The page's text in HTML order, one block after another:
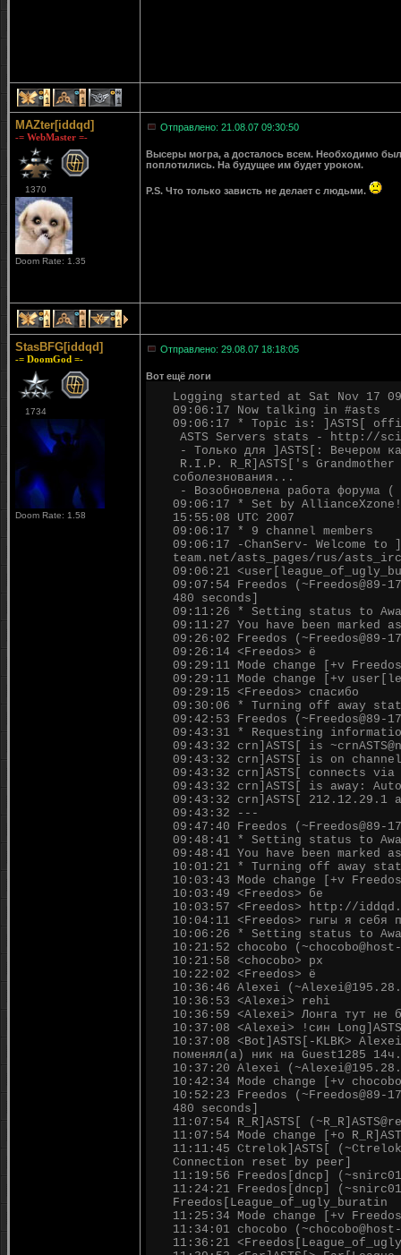
1 1 1
MAZter[iddqd]
-= WebMaster =-
1370
Doom Rate: 1.35
Отправлено: 21.08.07 09:30:50
Высеры могра, а досталось всем. Необходимо
поплотились. На будущее им будет уроком.
P.S. Что только зависть не делает с людьми.
1 1 1
StasBFG[iddqd]
-= DoomGod =-
1734
Doom Rate: 1.58
Отправлено: 29.08.07 18:18:05
Вот ещё логи
Logging started at Sat Nov 17
09:06:17 Now talking in #asts
09:06:17 * Topic is: ]ASTS[
ASTS Servers stats - http://
- Только для ]ASTS[: Вечером
R.I.P. R_R]ASTS['s
соболезнования...
- Возобновлена работа
09:06:17 * Set by
15:55:08 UTC 2007
09:06:17 * 9 channel members
09:06:17 -ChanServ- Welcome
team.net/asts_pages/rus/
09:06:21
09:07:54 Freedos
480 seconds]
09:11:26 * Setting status to
09:11:27 You have been marked
09:26:02 Freedos
09:26:14 <Freedos> ё
09:29:11 Mode change [+v
09:29:11 Mode change [+v
09:29:15 <Freedos> спасибо
09:30:06 * Turning off away
09:42:53 Freedos
09:43:31 * Requesting
09:43:32 crn]ASTS[ is
09:43:32 crn]ASTS[ is on
09:43:32 crn]ASTS[ connects
09:43:32 crn]ASTS[ is away:
09:43:32 crn]ASTS[
09:43:32 ---
09:47:40 Freedos
09:48:41 * Setting status to
09:48:41 You have been marked
10:01:21 * Turning off away
10:03:43 Mode change [+v
10:03:49 <Freedos> бе
10:03:57 <Freedos> http://
10:04:11 <Freedos> гыгы я себя
10:06:26 * Setting status to
10:21:52 chocobo
10:21:58 <chocobo> рх
10:22:02 <Freedos> ё
10:36:46 Alexei
10:36:53 <Alexei> rehi
10:36:59 <Alexei> Лонга тут не
10:37:08 <Alexei> !син
10:37:08 <Bot]ASTS[-KLBK>
поменял(а) ник на Guest1285
10:37:20 Alexei
10:42:34 Mode change [+v
10:52:23 Freedos
480 seconds]
11:07:54 R_R]ASTS[
11:07:54 Mode change [+o
11:11:45 Ctrelok]ASTS[
Connection reset by peer]
11:19:56 Freedos[dncp]
11:24:21 Freedos[dncp]
Freedos[League_of_ugly_buratin
11:25:34 Mode change [+v
11:34:01 chocobo
11:36:21